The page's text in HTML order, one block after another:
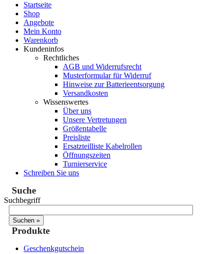
Startseite
Shop
Angebote
Mein Konto
Warenkorb
Kundeninfos
Rechtliches
AGB und Widerrufsrecht
Musterformular für Widerruf
Hinweise zur Batterieentsorgung
Versandkosten
Wissenswertes
Über uns
Unsere Vertretungen
Größentabelle
Preisliste
Ersatzteilliste Kabelrollen
Öffnungszeiten
Turnierservice
Schreiben Sie uns
Suche
Suchbegriff
Produkte
Geschenkgutschein